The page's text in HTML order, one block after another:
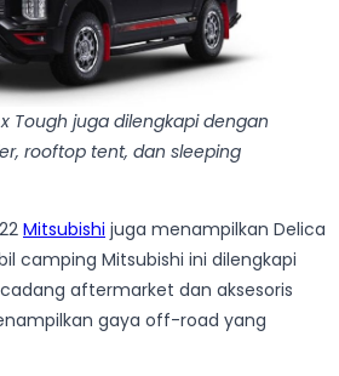
Tough juga dilengkapi dengan
rooftop tent, dan sleeping
Mitsubishi juga menampilkan Delica
camping Mitsubishi ini dilengkapi
aftermarket dan aksesoris
gaya off-road yang